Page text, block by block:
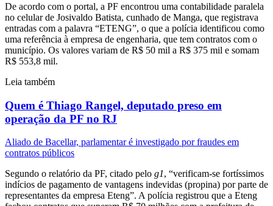
De acordo com o portal, a PF encontrou uma contabilidade paralela
no celular de Josivaldo Batista, cunhado de Manga, que registrava
entradas com a palavra “ETENG”, o que a polícia identificou como
uma referência à empresa de engenharia, que tem contratos com o
município. Os valores variam de R$ 50 mil a R$ 375 mil e somam
R$ 553,8 mil.
Leia também
Quem é Thiago Rangel, deputado preso em
operação da PF no RJ
Aliado de Bacellar, parlamentar é investigado por fraudes em
contratos públicos
Segundo o relatório da PF, citado pelo g1, “verificam-se fortíssimos
indícios de pagamento de vantagens indevidas (propina) por parte de
representantes da empresa Eteng”. A polícia registrou que a Eteng